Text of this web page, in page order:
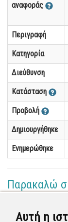
Αυτή η
αναφοράς
Περιγραφή
Κατηγορία
Διεύθυνση
Κατάσταση
Προβολή
Δημιουργήθηκε
Ενημερώθηκε
Παρακαλώ